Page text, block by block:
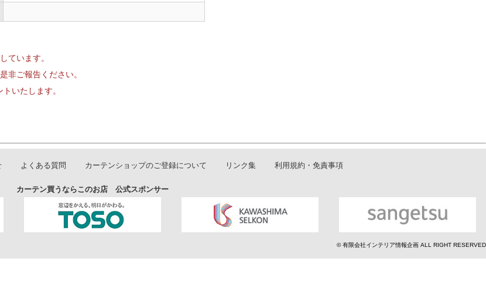
ています。
非ご報告ください。
いたします。
よくある質問 カーテンショップのご登録について リンク集 利用規約・免責事項
カーテン買うならこのお店 公式スポンサー
© 有限会社インテリア情報企画 ALL RIGHT RESERVED